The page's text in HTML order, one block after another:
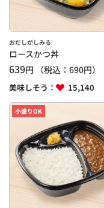
おだしがしみる
ロースかつ丼
639円 （税込： 690円）
美味しそう： 15,140
小盛りOK